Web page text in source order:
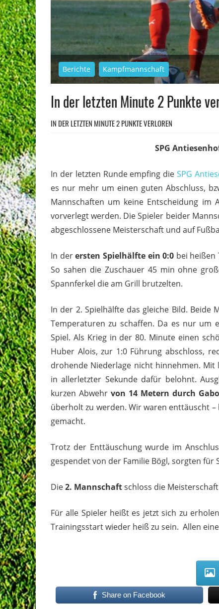
Berichte Kampfmannschaft
In der letzten Minute 2 Punkte
IN DER LETZTEN MINUTE 2 PUNKTE VERLOREN
SPG
In der letzten Runde empfing dieSPG
es nur mehr um einen guten Abschluss,
Mannschaften um keine Entscheidung
vorverlegt werden. Die Spieler beider
abgeschlossene Meisterschaft und auf
In derersten Spielhälfte ein 0:0 bei heißen
So sahen die Zuschauer 45 min ohne
Spannferkel die am Grill brutzelten.
In der 2. Spielhälfte das gleiche Bild.
Temperaturen zu schaffen. Da es nur um
Spiel. Als Krieg in der 80. Minute einen
Huber Alois, zur 1:0 Führung abschloss,
drohende Niederlage nicht hinnehmen.
in allerletzter Sekunde dafür belohnt.
kurzen Abwehrvon 14 Metern durch
überholt zu werden. Wir waren enttäuscht
gemacht.
Trotz der Enttäuschung wurde im
gespendet von der Familie Bögl, sorgten für
Die2. Mannschaftschloss die
Für alle Spieler heißt es jetzt sich zu
Trainingsstart wieder heiß zu sein. Allen
Share on Facebook